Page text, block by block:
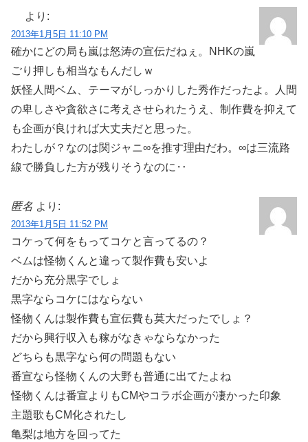
より:
2013年1月5日 11:10 PM
確かにどの局も嵐は怒涛の宣伝だねぇ。NHKの嵐
ごり押しも相当なもんだしｗ
妖怪人間ベム、テーマがしっかりした秀作だったよ。人間
の卑しさや貪欲さに考えさせられたうえ、制作費を抑えて
も企画が良ければ大丈夫だと思った。
わたしが？なのは関ジャニ∞を推す理由だわ。∞は三流路
線で勝負した方が残りそうなのに‥
匿名 より:
2013年1月5日 11:52 PM
コケって何をもってコケと言ってるの？
ベムは怪物くんと違って製作費も安いよ
だから充分黒字でしょ
黒字ならコケにはならない
怪物くんは製作費も宣伝費も莫大だったでしょ？
だから興行収入も稼がなきゃならなかった
どちらも黒字なら何の問題もない
番宣なら怪物くんの大野も普通に出てたよね
怪物くんは番宣よりもCMやコラボ企画が凄かった印象
主題歌もCM化されたし
亀梨は地方を回ってた